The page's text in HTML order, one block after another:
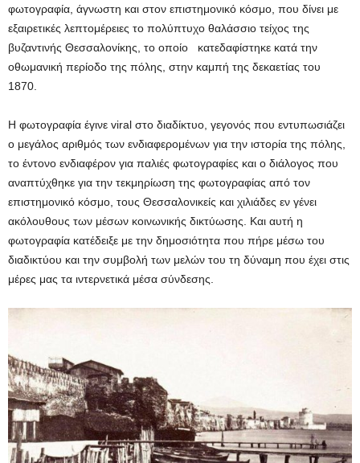
φωτογραφία, άγνωστη και στον επιστημονικό κόσμο, που δίνει με
εξαιρετικές λεπτομέρειες το πολύπτυχο θαλάσσιο τείχος της
βυζαντινής Θεσσαλονίκης, το οποίο κατεδαφίστηκε κατά την
οθωμανική περίοδο της πόλης, στην καμπή της δεκαετίας του
1870.
Η φωτογραφία έγινε viral στο διαδίκτυο, γεγονός που εντυπωσιάζει
ο μεγάλος αριθμός των ενδιαφερομένων για την ιστορία της πόλης,
το έντονο ενδιαφέρον για παλιές φωτογραφίες και ο διάλογος που
αναπτύχθηκε για την τεκμηρίωση της φωτογραφίας από τον
επιστημονικό κόσμο, τους Θεσσαλονικείς και χιλιάδες εν γένει
ακόλουθους των μέσων κοινωνικής δικτύωσης. Και αυτή η
φωτογραφία κατέδειξε με την δημοσιότητα που πήρε μέσω του
διαδικτύου και την συμβολή των μελών του τη δύναμη που έχει στις
μέρες μας τα ιντερνετικά μέσα σύνδεσης.